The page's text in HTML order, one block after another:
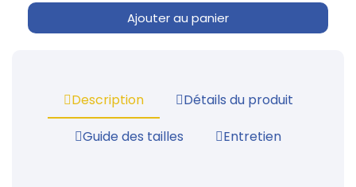
Ajouter au panier
Description
Détails du produit
Guide des tailles
Entretien